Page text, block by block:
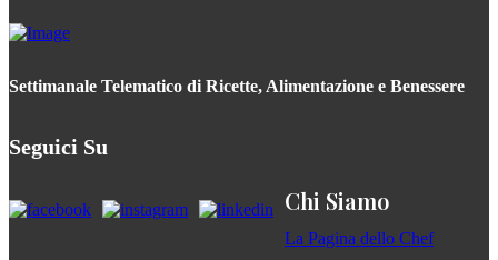
Settimanale Telematico di Ricette, Alimentazione e Benessere
Seguici Su
Chi Siamo
La Pagina dello Chef